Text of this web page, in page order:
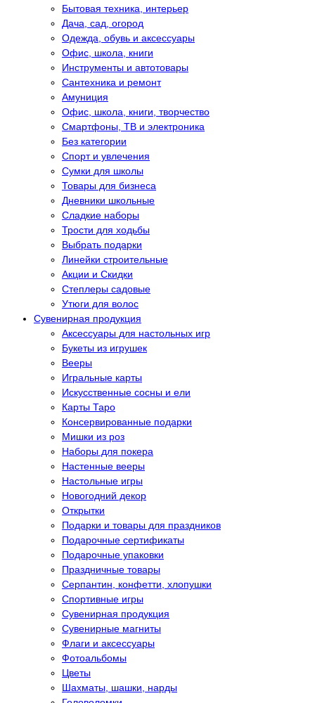
Бытовая техника, интерьер
Дача, сад, огород
Одежда, обувь и аксессуары
Офис, школа, книги
Инструменты и автотовары
Сантехника и ремонт
Амуниция
Офис, школа, книги, творчество
Смартфоны, ТВ и электроника
Без категории
Спорт и увлечения
Сумки для школы
Товары для бизнеса
Дневники школьные
Сладкие наборы
Трости для ходьбы
Выбрать подарки
Линейки строительные
Акции и Скидки
Степлеры садовые
Утюги для волос
Сувенирная продукция
Аксессуары для настольных игр
Букеты из игрушек
Вееры
Игральные карты
Искусственные сосны и ели
Карты Таро
Консервированные подарки
Мишки из роз
Наборы для покера
Настенные вееры
Настольные игры
Новогодний декор
Открытки
Подарки и товары для праздников
Подарочные сертификаты
Подарочные упаковки
Праздничные товары
Серпантин, конфетти, хлопушки
Спортивные игры
Сувенирная продукция
Сувенирные магниты
Флаги и аксессуары
Фотоальбомы
Цветы
Шахматы, шашки, нарды